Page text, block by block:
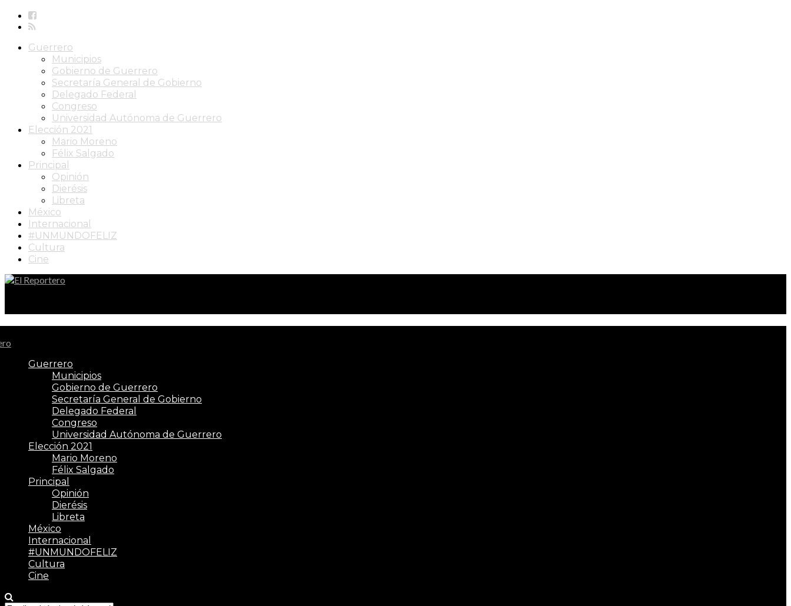
Guerrero
Municipios
Gobierno de Guerrero
Secretaría General de Gobierno
Delegado Federal
Congreso
Universidad Autónoma de Guerrero
Elección 2021
Mario Moreno
Félix Salgado
Principal
Opinión
Dierésis
Libreta
México
Internacional
#UNMUNDOFELIZ
Cultura
Cine
Guerrero
Municipios
Gobierno de Guerrero
Secretaría General de Gobierno
Delegado Federal
Congreso
Universidad Autónoma de Guerrero
Elección 2021
Mario Moreno
Félix Salgado
Principal
Opinión
Dierésis
Libreta
México
Internacional
#UNMUNDOFELIZ
Cultura
Cine